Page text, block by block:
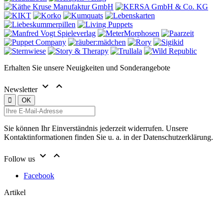
Erhalten Sie unsere Neuigkeiten und Sonderangebote
Newsletter  
Sie können Ihr Einverständnis jederzeit widerrufen. Unsere
Kontaktinformationen finden Sie u. a. in der Datenschutzerklärung.
Follow us  
Facebook
Artikel